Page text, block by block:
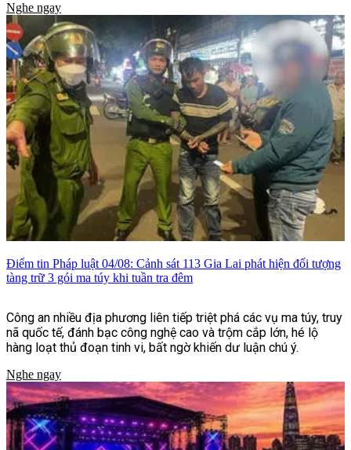
"Hai Bản Thể | UNFOLDED", đồng thời đánh dấu bước chuyển
mình rõ nét về hình ảnh, phong cách âm nhạc và định hướng
sáng tạo của nữ ca sĩ sau nhiều năm gắn bó với dòng nhạc
ballad.
Nghe ngay
Điểm tin Pháp luật 04/08: Cảnh sát 113 Gia Lai phát hiện đối tượng
tàng trữ 3 gói ma túy khi tuần tra đêm
Công an nhiều địa phương liên tiếp triệt phá các vụ ma túy, truy
nã quốc tế, đánh bạc công nghệ cao và trộm cắp lớn, hé lộ
hàng loạt thủ đoạn tinh vi, bất ngờ khiến dư luận chú ý.
Nghe ngay